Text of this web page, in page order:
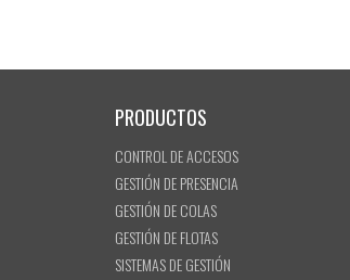
PRODUCTOS
CONTROL DE ACCESOS
GESTIÓN DE PRESENCIA
GESTIÓN DE COLAS
GESTIÓN DE FLOTAS
SISTEMAS DE GESTIÓN